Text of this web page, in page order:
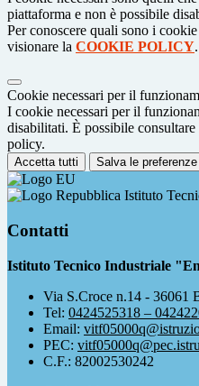
piattaforma e non è possibile
Per conoscere quali sono i
visionare la COOKIE POLICY.
Cookie necessari per il
I cookie necessari per il
disabilitati. È possibile
policy.
Accetta tutti Salva le preferenze
Istituto
Contatti
Istituto Tecnico Industriale
Via S.Croce n.14 -
Tel: 0424525318 –
Email:
PEC:
C.F.: 82002530242